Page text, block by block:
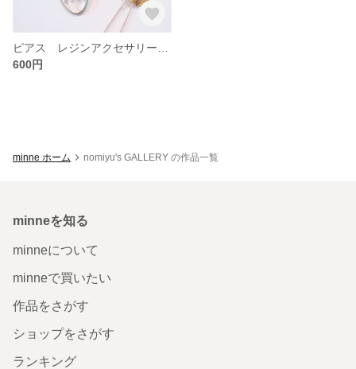
600円
minne ホーム nomiyu's GALLERY の作品一覧
minneを知る
minneについて
minneで買いたい
作品をさがす
ショップをさがす
ランキング